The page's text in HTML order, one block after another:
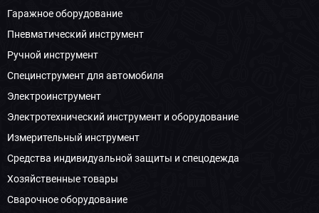
Гаражное оборудование
Пневматический инструмент
Ручной инструмент
Специнструмент для автомобиля
Электроинструмент
Электротехнический инструмент и оборудование
Измерительный инструмент
Средства индивидуальной защиты и спецодежда
Хозяйственные товары
Сварочное оборудование